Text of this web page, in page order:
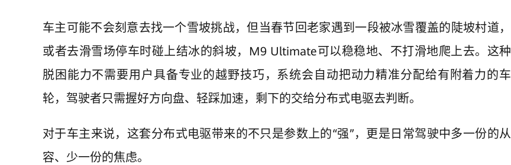
车主可能不会刻意去找一个雪坡挑战，但当春节回老家遇到一段被冰雪覆盖的陡坡村道，
或者去滑雪场停车时碰上结冰的斜坡，M9 Ultimate可以稳稳地、不打滑地爬上去。这种
脱困能力不需要用户具备专业的越野技巧，系统会自动把动力精准分配给有附着力的车
轮，驾驶者只需握好方向盘、轻踩加速，剩下的交给分布式电驱去判断。
对于车主来说，这套分布式电驱带来的不只是参数上的“强”，更是日常驾驶中多一份的从
容、少一份的焦虑。